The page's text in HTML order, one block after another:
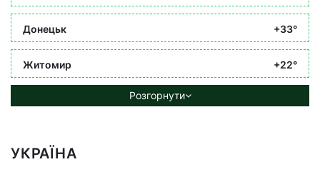
Донецьк +33°
Житомир +22°
Розгорнути
УКРАЇНА